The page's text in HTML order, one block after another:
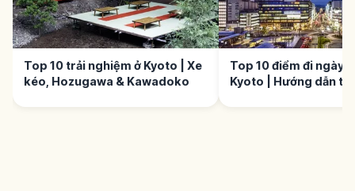
Top 10 trải nghiệm ở Kyoto | Xe
kéo, Hozugawa & Kawadoko
Top 10 điểm đi ngày
Kyoto | Hướng dẫn